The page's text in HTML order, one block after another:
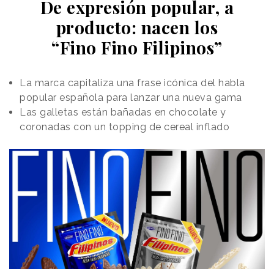
De expresión popular, a
producto: nacen los
“Fino Fino Filipinos”
La marca capitaliza una frase icónica del habla
popular española para lanzar una nueva gama
Las galletas están bañadas en chocolate y
coronadas con un topping de cereal inflado